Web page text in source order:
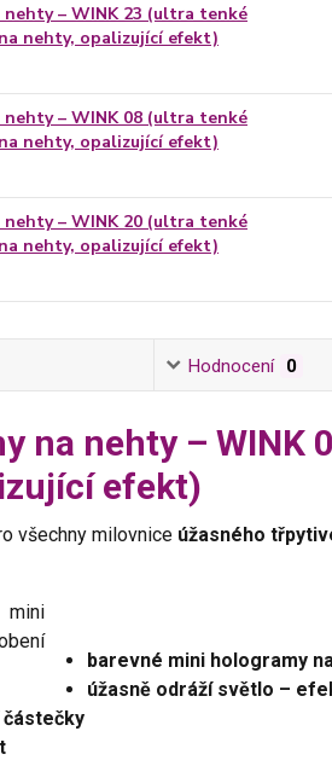
– WINK 23 (ultra tenké
nehty, opalizující efekt)
– WINK 08 (ultra tenké
nehty, opalizující efekt)
– WINK 20 (ultra tenké
nehty, opalizující efekt)
Hodnocení 0
na nehty –
efekt)
všechny milovnice úžasného
barevné mini hologramy
úžasně odráží světlo –